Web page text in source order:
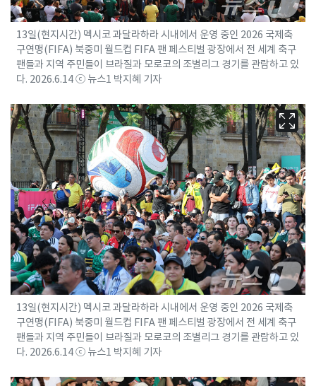
13일(현지시간) 멕시코 과달라하라 시내에서 운영 중인 2026 국제축
구연맹(FIFA) 북중미 월드컵 FIFA 팬 페스티벌 광장에서 전 세계 축구
팬들과 지역 주민들이 브라질과 모로코의 조별리그 경기를 관람하고 있
다. 2026.6.14 ⓒ 뉴스1 박지혜 기자
13일(현지시간) 멕시코 과달라하라 시내에서 운영 중인 2026 국제축
구연맹(FIFA) 북중미 월드컵 FIFA 팬 페스티벌 광장에서 전 세계 축구
팬들과 지역 주민들이 브라질과 모로코의 조별리그 경기를 관람하고 있
다. 2026.6.14 ⓒ 뉴스1 박지혜 기자